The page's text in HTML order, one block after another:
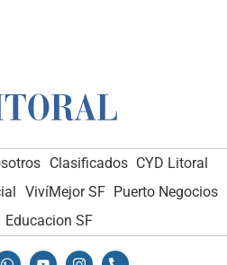
Clasificados CYD Litoral
VivíMejor SF Puerto Negocios
Educacion SF